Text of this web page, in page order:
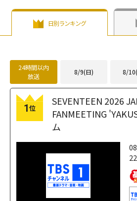
日別ランキング
24時間以内
放送
8/9(日) 8/
1位
SEVENTEEN 2026
FANMEETING
ム